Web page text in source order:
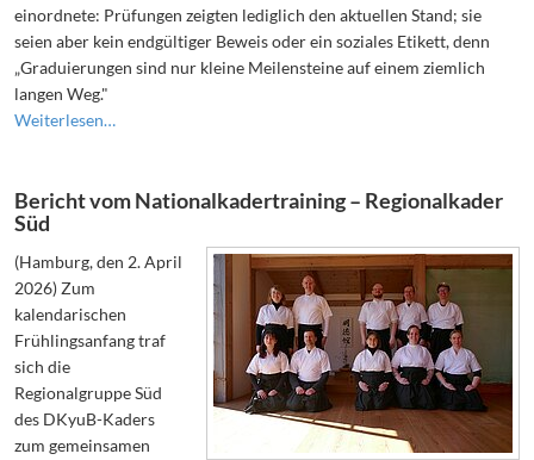
einordnete: Prüfungen zeigten lediglich den aktuellen Stand; sie
seien aber kein endgültiger Beweis oder ein soziales Etikett, denn
„Graduierungen sind nur kleine Meilensteine auf einem ziemlich
langen Weg."
Weiterlesen…
Bericht vom Nationalkadertraining – Regionalkader
Süd
(Hamburg, den 2. April
2026) Zum
kalendarischen
Frühlingsanfang traf
sich die
Regionalgruppe Süd
des DKyuB-Kaders
zum gemeinsamen